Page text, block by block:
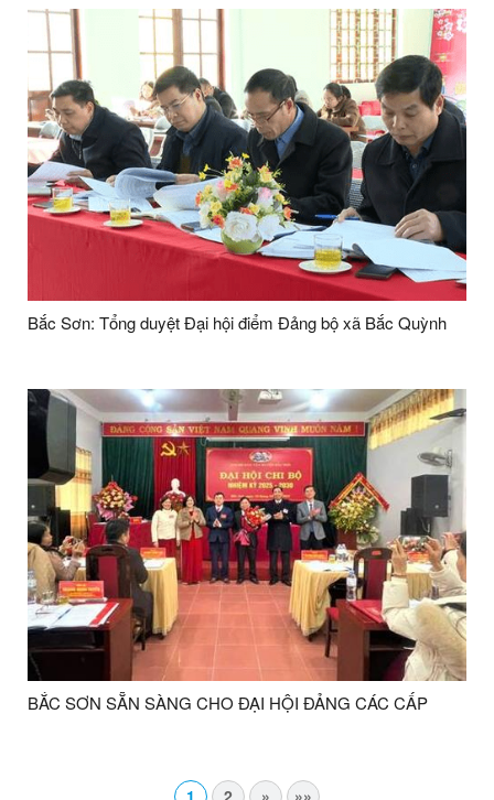
Bắc Sơn: Tổng duyệt Đại hội điểm Đảng bộ xã Bắc Quỳnh
BẮC SƠN SẴN SÀNG CHO ĐẠI HỘI ĐẢNG CÁC CẤP